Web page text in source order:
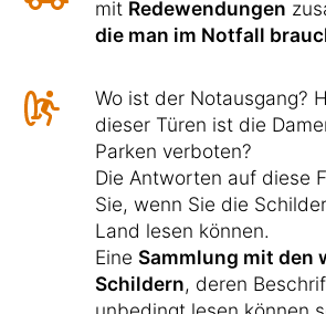
mit Redewendungen
die man im Notfall
Wo ist der Notausgang?
dieser Türen ist die
Parken verboten?
Die Antworten auf diese
Sie, wenn Sie die
Land lesen können.
Eine Sammlung mit den
Schildern, deren